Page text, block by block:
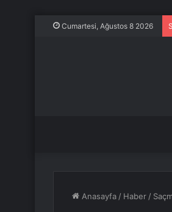
Cumartesi, Ağustos 8 2026
Anasayfa / Haber /